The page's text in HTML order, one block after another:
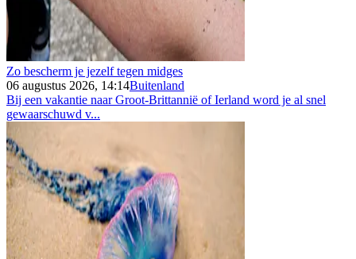
Zo bescherm je jezelf tegen midges
06 augustus 2026, 14:14Buitenland
Bij een vakantie naar Groot-Brittannië of Ierland word je al snel
gewaarschuwd v...